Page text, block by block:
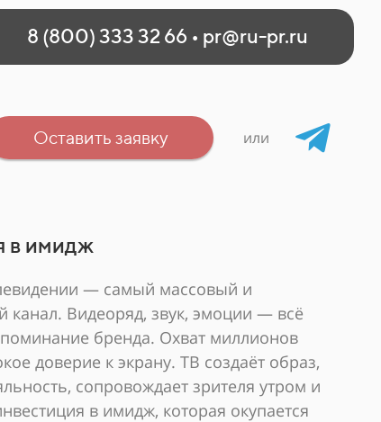
8 (800) 333 32 66 • pr@ru-pr.ru
Оставить заявку или
в имидж
— самый массовый и
канал. Видеоряд, звук, эмоции — всё
бренда. Охват миллионов
доверие к экрану. ТВ создаёт образ,
сопровождает зрителя утром и
в имидж, которая окупается